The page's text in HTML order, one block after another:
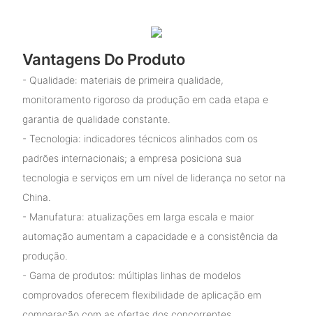
Vantagens Do Produto
- Qualidade: materiais de primeira qualidade,
monitoramento rigoroso da produção em cada etapa e
garantia de qualidade constante.
- Tecnologia: indicadores técnicos alinhados com os
padrões internacionais; a empresa posiciona sua
tecnologia e serviços em um nível de liderança no setor na
China.
- Manufatura: atualizações em larga escala e maior
automação aumentam a capacidade e a consistência da
produção.
- Gama de produtos: múltiplas linhas de modelos
comprovados oferecem flexibilidade de aplicação em